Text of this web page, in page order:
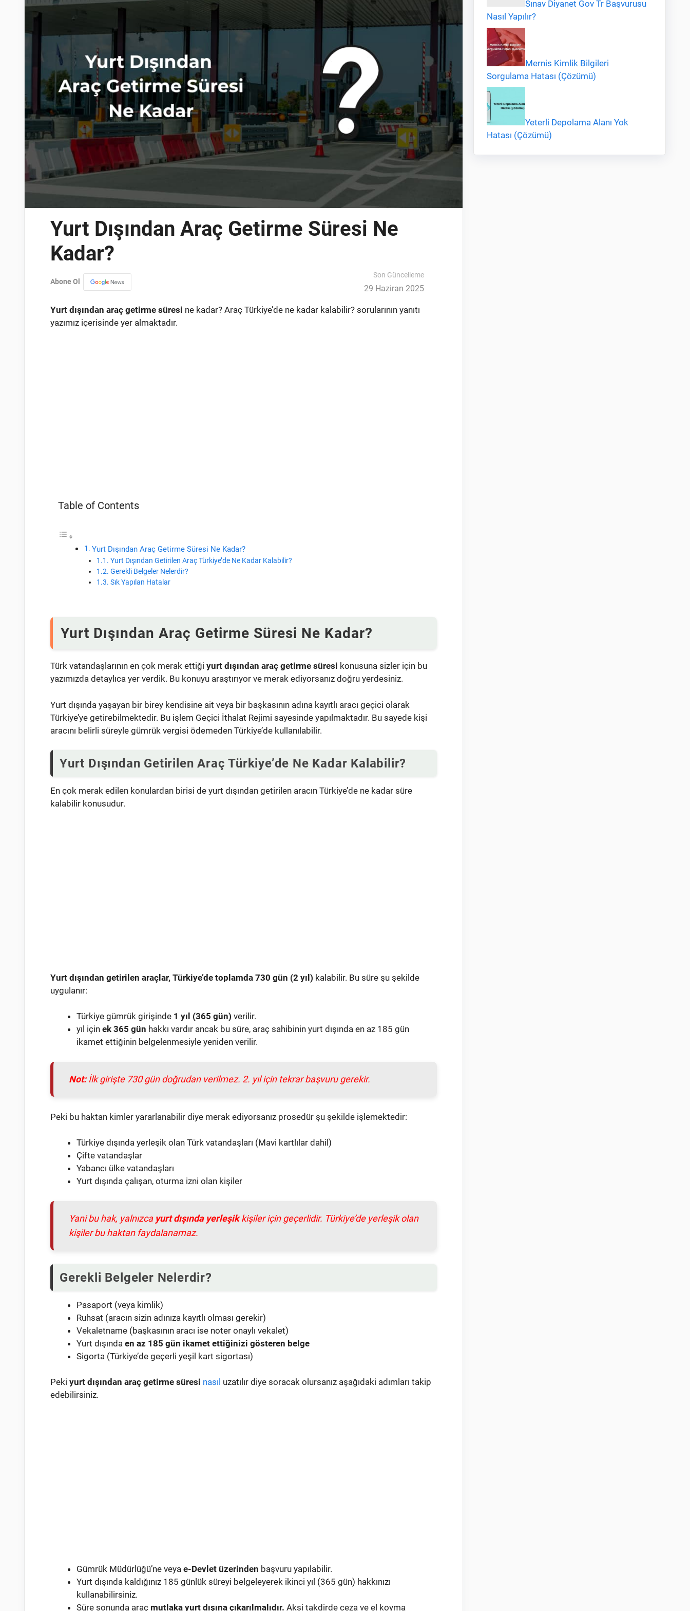
Yurt Dışından Araç Getirme Süresi Ne
Kadar?
Abone Ol
Son Güncelleme
29 Haziran 2025
Yurt dışından araç getirme süresi ne kadar? Araç Türkiye’de ne kadar kalabilir? sorularının yanıtı
yazımız içerisinde yer almaktadır.
Table of Contents
Yurt Dışından Araç Getirme Süresi Ne Kadar?
Yurt Dışından Getirilen Araç Türkiye’de Ne Kadar Kalabilir?
Gerekli Belgeler Nelerdir?
Sık Yapılan Hatalar
Yurt Dışından Araç Getirme Süresi Ne Kadar?
Türk vatandaşlarının en çok merak ettiği yurt dışından araç getirme süresi konusuna sizler için bu
yazımızda detaylıca yer verdik. Bu konuyu araştırıyor ve merak ediyorsanız doğru yerdesiniz.
Yurt dışında yaşayan bir birey kendisine ait veya bir başkasının adına kayıtlı aracı geçici olarak
Türkiye’ye getirebilmektedir. Bu işlem Geçici İthalat Rejimi sayesinde yapılmaktadır. Bu sayede kişi
aracını belirli süreyle gümrük vergisi ödemeden Türkiye’de kullanılabilir.
Yurt Dışından Getirilen Araç Türkiye’de Ne Kadar Kalabilir?
En çok merak edilen konulardan birisi de yurt dışından getirilen aracın Türkiye’de ne kadar süre
kalabilir konusudur.
Yurt dışından getirilen araçlar, Türkiye’de toplamda 730 gün (2 yıl) kalabilir. Bu süre şu şekilde
uygulanır:
Türkiye gümrük girişinde 1 yıl (365 gün) verilir.
yıl için ek 365 gün hakkı vardır ancak bu süre, araç sahibinin yurt dışında en az 185 gün
ikamet ettiğinin belgelenmesiyle yeniden verilir.
Not:İlk girişte 730 gün doğrudan verilmez. 2. yıl için tekrar başvuru gerekir.
Peki bu haktan kimler yararlanabilir diye merak ediyorsanız prosedür şu şekilde işlemektedir:
Türkiye dışında yerleşik olan Türk vatandaşları (Mavi kartlılar dahil)
Çifte vatandaşlar
Yabancı ülke vatandaşları
Yurt dışında çalışan, oturma izni olan kişiler
Yani bu hak, yalnızca yurt dışında yerleşikkişiler için geçerlidir. Türkiye’de yerleşik olan
kişiler bu haktan faydalanamaz.
Gerekli Belgeler Nelerdir?
Pasaport (veya kimlik)
Ruhsat (aracın sizin adınıza kayıtlı olması gerekir)
Vekaletname (başkasının aracı ise noter onaylı vekalet)
Yurt dışında en az 185 gün ikamet ettiğinizi gösteren belge
Sigorta (Türkiye’de geçerli yeşil kart sigortası)
Peki yurt dışından araç getirme süresi nasıl uzatılır diye soracak olursanız aşağıdaki adımları takip
edebilirsiniz.
Gümrük Müdürlüğü’ne veya e-Devlet üzerinden başvuru yapılabilir.
Yurt dışında kaldığınız 185 günlük süreyi belgeleyerek ikinci yıl (365 gün) hakkınızı
kullanabilirsiniz.
Süre sonunda araç mutlaka yurt dışına çıkarılmalıdır. Aksi takdirde ceza ve el koyma
Sınav Diyanet Gov Tr Başvurusu
Nasıl Yapılır?
Mernis Kimlik Bilgileri
Sorgulama Hatası (Çözümü)
Yeterli Depolama Alanı Yok
Hatası (Çözümü)